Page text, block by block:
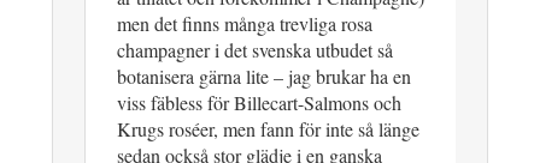
men det finns många trevliga rosa
champagner i det svenska utbudet så
botanisera gärna lite – jag brukar ha en
viss fäbless för Billecart-Salmons och
Krugs roséer, men fann för inte så länge
sedan också stor glädje i en ganska